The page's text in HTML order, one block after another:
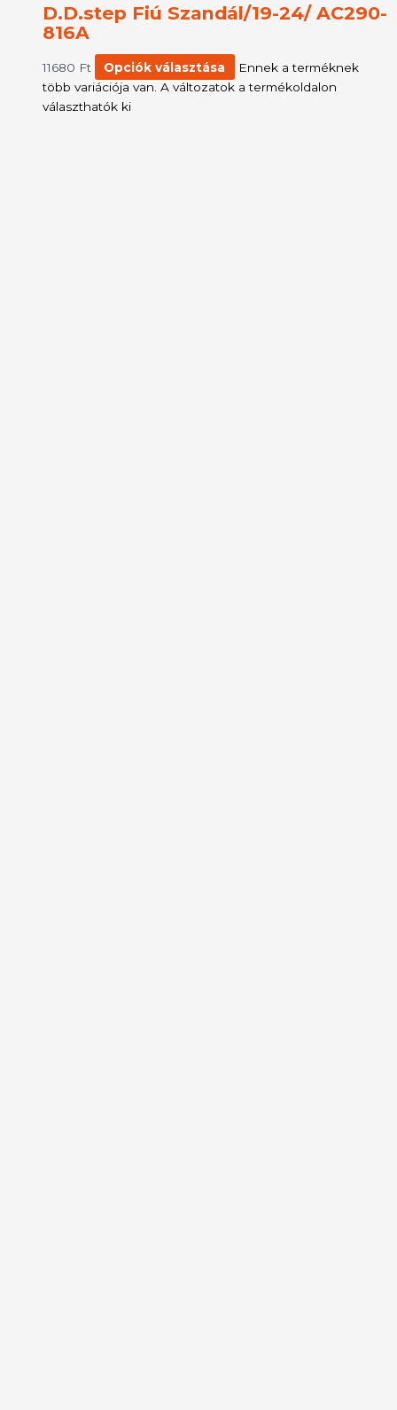
D.D.step Fiú Szandál/19-24/ AC290-
816A
11680 Ft Opciók választása
Ennek a terméknek
több variációja van. A változatok a termékoldalon
választhatók ki